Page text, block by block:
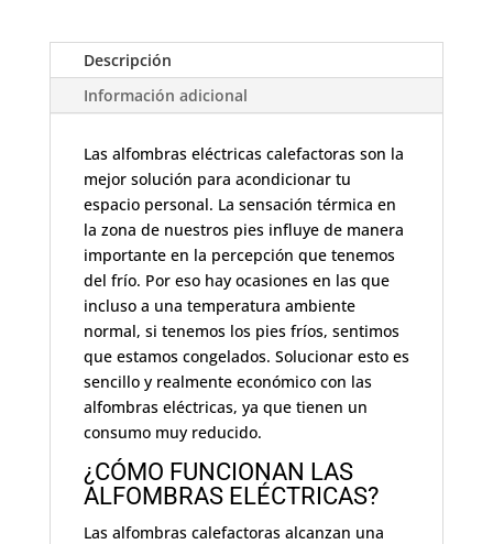
Descripción
Información adicional
Las alfombras eléctricas calefactoras son la
mejor solución para acondicionar tu
espacio personal. La sensación térmica en
la zona de nuestros pies influye de manera
importante en la percepción que tenemos
del frío. Por eso hay ocasiones en las que
incluso a una temperatura ambiente
normal, si tenemos los pies fríos, sentimos
que estamos congelados. Solucionar esto es
sencillo y realmente económico con las
alfombras eléctricas, ya que tienen un
consumo muy reducido.
¿CÓMO FUNCIONAN LAS
ALFOMBRAS ELÉCTRICAS?
Las alfombras calefactoras alcanzan una